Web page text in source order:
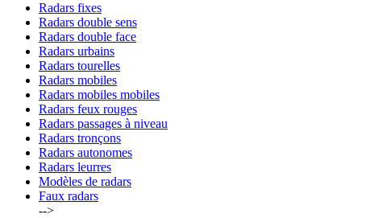
Radars fixes
Radars double sens
Radars double face
Radars urbains
Radars tourelles
Radars mobiles
Radars mobiles mobiles
Radars feux rouges
Radars passages à niveau
Radars tronçons
Radars autonomes
Radars leurres
Modèles de radars
Faux radars
-->